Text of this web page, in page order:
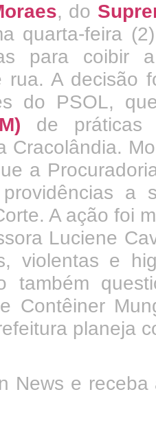
, do
quarta-feira
para coibir
rua. A decisão
do PSOL,
de práticas
Cracolândia.
a
a
A ação foi
Luciene
violentas e
também
Contêiner
planeja
News e receba